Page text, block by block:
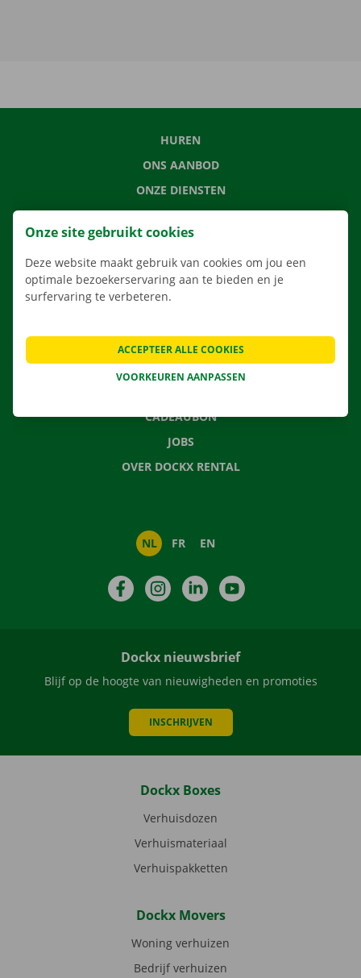
HUREN
ONS AANBOD
ONZE DIENSTEN
LOCATIES
APP
VERHUISOPLOSSINGEN
CONTACTEER ONS
VEELGESTELDE VRAGEN
CADEAUBON
JOBS
OVER DOCKX RENTAL
NL FR EN
FacebookInstagramLinkedIn
Dockx nieuwsbrief
Blijf op de hoogte van nieuwigheden en promoties
INSCHRIJVEN
Dockx Boxes
Verhuisdozen
Verhuismateriaal
Verhuispakketten
Dockx Movers
Woning verhuizen
Bedrijf verhuizen
Onze site gebruikt cookies
Deze website maakt gebruik van cookies om jou een
optimale bezoekerservaring aan te bieden en je
surfervaring te verbeteren.
VOORKEUREN AANPASSEN
ACCEPTEER ALLE COOKIES